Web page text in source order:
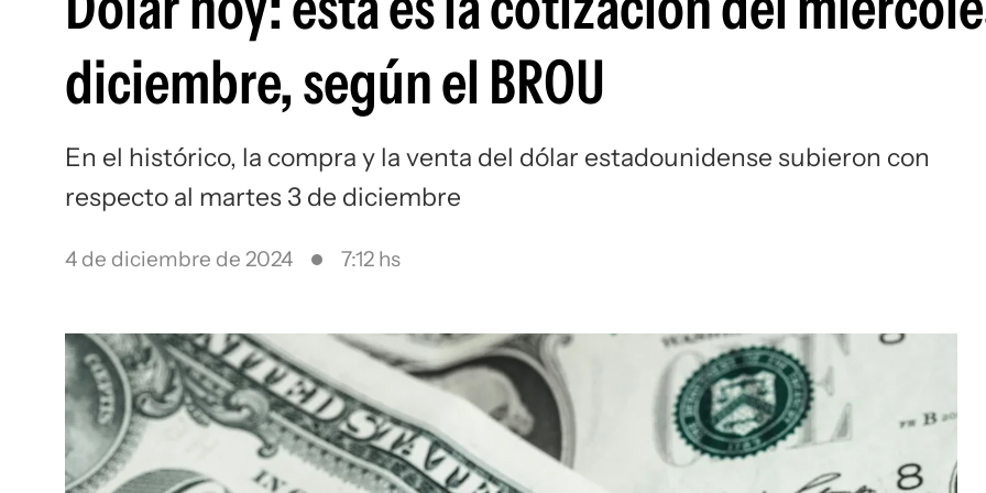
diciembre, según el BROU
En el histórico, la compra y la venta del dólar estadounidense subieron con
respecto al martes 3 de diciembre
4 de diciembre de 2024 7:12 hs